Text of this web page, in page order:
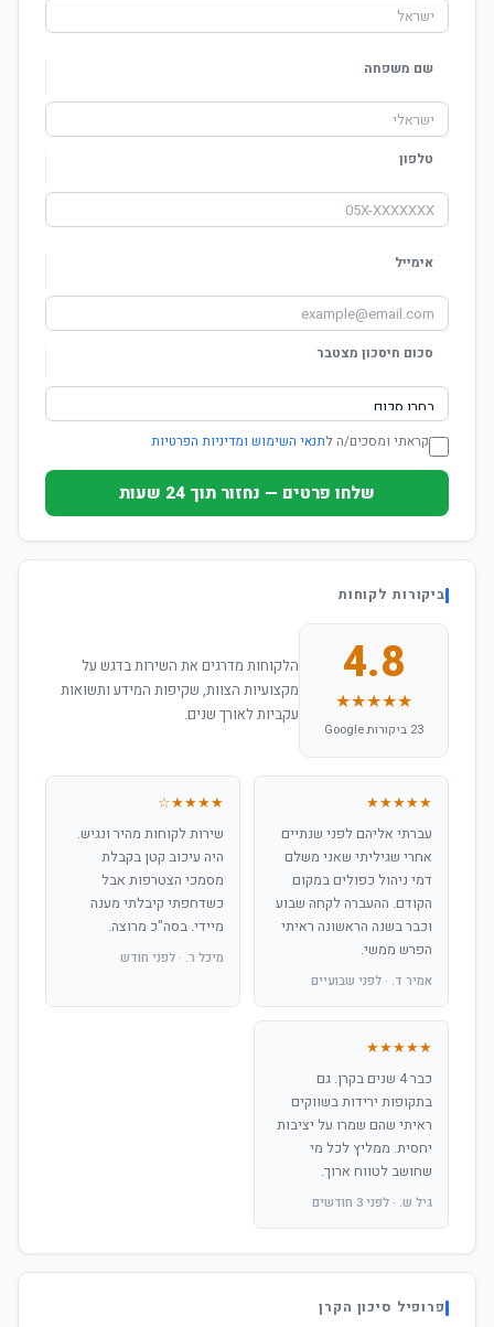
שם משפחה
טלפון
אימייל
סכום חיסכון מצטבר
קראתי ומסכים/ה לתנאי השימוש ומדיניות הפרטיות
שלחו פרטים — נחזור תוך 24 שעות
ביקורות לקוחות
4.8
★★★★★
23 ביקורות Google
הלקוחות מדרגים את השירות בדגש על
מקצועיות הצוות, שקיפות המידע ותשואות
עקביות לאורך שנים.
★★★★★
עברתי אליהם לפני שנתיים
אחרי שגיליתי שאני משלם
דמי ניהול כפולים במקום
הקודם. ההעברה לקחה שבוע
וכבר בשנה הראשונה ראיתי
הפרש ממשי.
אמיר ד. · לפני שבועיים
★★★★☆
שירות לקוחות מהיר ונגיש.
היה עיכוב קטן בקבלת
מסמכי הצטרפות אבל
כשדחפתי קיבלתי מענה
מיידי. בסה"כ מרוצה.
מיכל ר. · לפני חודש
★★★★★
כבר 4 שנים בקרן. גם
בתקופות ירידות בשווקים
ראיתי שהם שמרו על יציבות
יחסית. ממליץ לכל מי
שחושב לטווח ארוך.
גיל ש. · לפני 3 חודשים
פרופיל סיכון הקרן